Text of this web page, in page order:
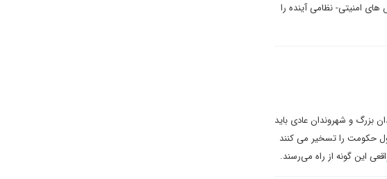
امنیتی- نظامی آینده را
بزرگ و شهروندان عادی باید
حکومت را تسخیر می کنند
این گونه از راه می‌رسند.